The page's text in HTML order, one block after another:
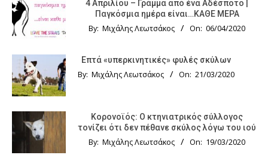
4 Απριλίου – Γράμμα από ένα Αδέσποτο |
Παγκόσμια ημέρα είναι…ΚΑΘΕ ΜΕΡΑ
By: Μιχάλης Λεωτσάκος On: 06/04/2020
Επτά «υπερκινητικές» φυλές σκύλων
By: Μιχάλης Λεωτσάκος On: 21/03/2020
Κορονοϊός: Ο κτηνιατρικός σύλλογος
τονίζει ότι δεν πέθανε σκύλος λόγω του ιού
By: Μιχάλης Λεωτσάκος On: 19/03/2020